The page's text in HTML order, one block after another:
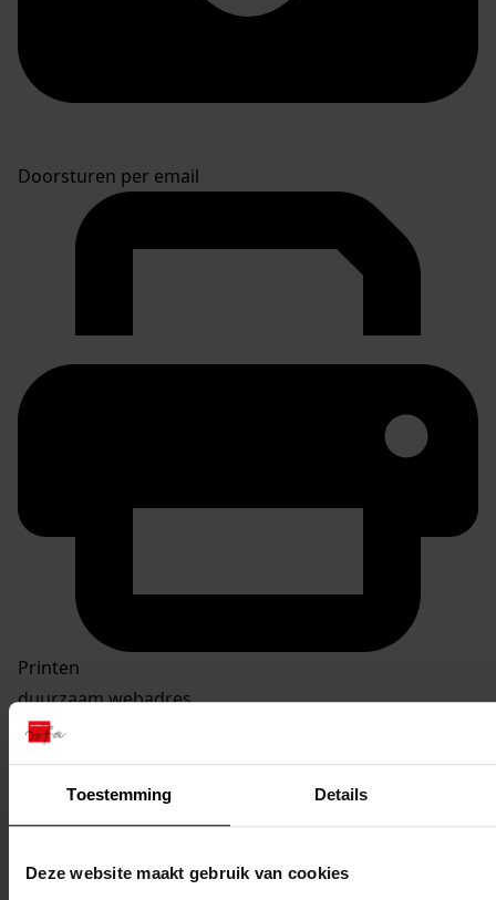
Toestemming Details
Deze website maakt gebruik van cookies
Doorsturen per email
Printen
duurzaam webadres
Inventaris Bouwvergunningen 1939-1978